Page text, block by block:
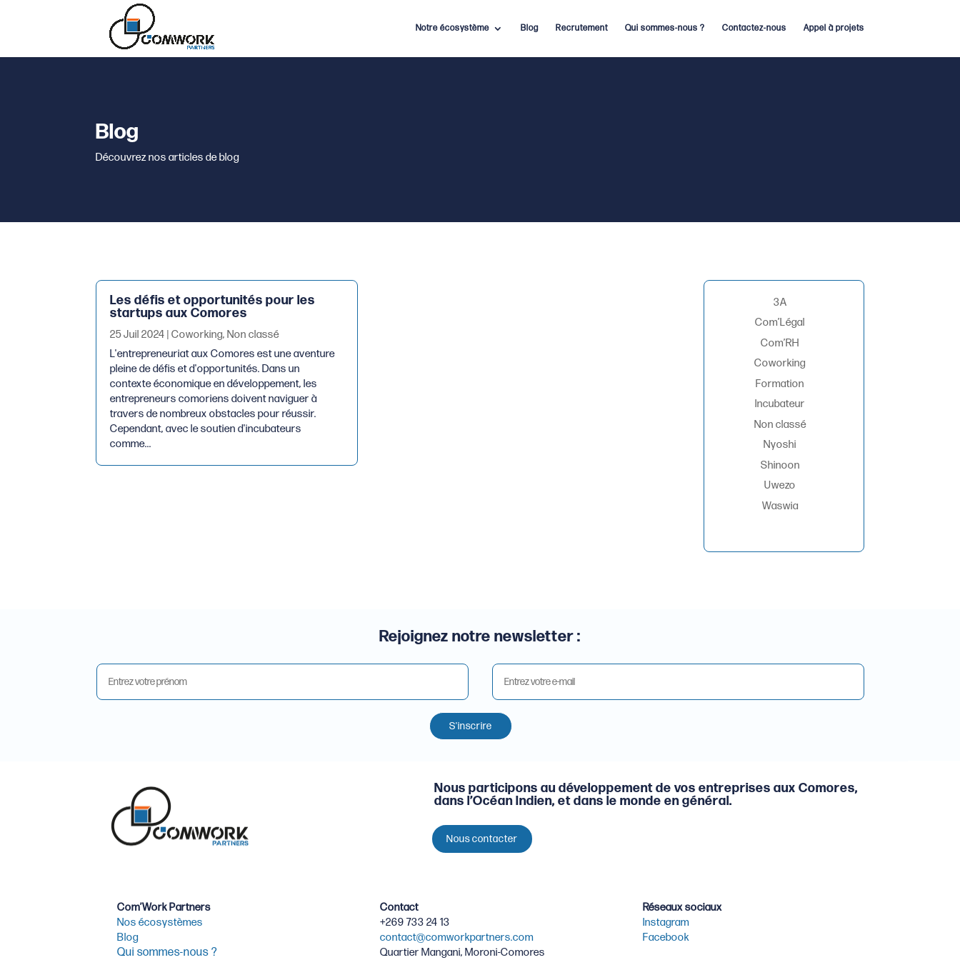
Notre écosystème Blog Recrutement Qui sommes-nous ? Contactez-nous Appel à projets
Blog
Découvrez nos articles de blog
Les défis et opportunités pour les
startups aux Comores
25 Juil 2024 |Coworking,Non classé
L'entrepreneuriat aux Comores est une aventure
pleine de défis et d'opportunités. Dans un
contexte économique en développement, les
entrepreneurs comoriens doivent naviguer à
travers de nombreux obstacles pour réussir.
Cependant, avec le soutien d'incubateurs
comme...
3A
Com’Légal
Com’RH
Coworking
Formation
Incubateur
Non classé
Nyoshi
Shinoon
Uwezo
Waswia
Rejoignez notre newsletter :
S'inscrire
Nous participons au développement de vos entreprises aux Comores,
dans l’Océan Indien, et dans le monde en général.
Nous contacter
Com’Work Partners
Nos écosystèmes
Blog
Qui sommes-nous ?
Contact
+269 733 24 13
contact@comworkpartners.com
Quartier Mangani, Moroni-Comores
Réseaux sociaux
Instagram
Facebook